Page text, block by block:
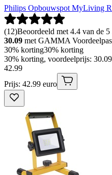
Philips Opbouwspot MyLiving
(12)Beoordeeld met 4.4 van de
30.09 met GAMMA Voordeelpas
30% korting30% korting
30% korting, voordeelprijs:
42.99
Prijs: 42.99 euro